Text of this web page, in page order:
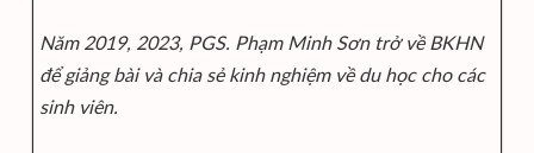
Năm 2019, 2023, PGS. Phạm Minh Sơn trở về BKHN
để giảng bài và chia sẻ kinh nghiệm về du học cho các
sinh viên.